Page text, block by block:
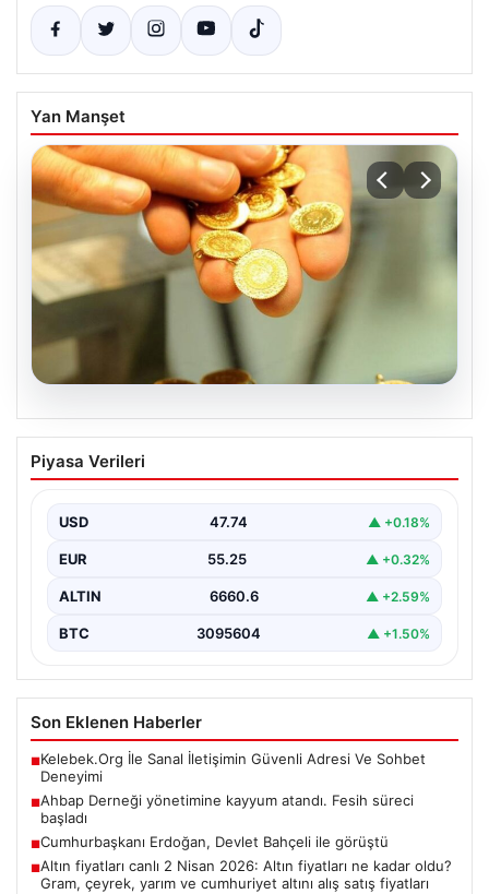
Yan Manşet
05.08.2026
Altın fiyatları canlı 2 Nisan 2026: Altın
fiyatları ne kadar oldu? Gram, çeyrek,
fiyatları
Piyasa Verileri
USD 47.74 ▲ +0.18%
EUR 55.25 ▲ +0.32%
ALTIN 6660.6 ▲ +2.59%
BTC 3095604 ▲ +1.50%
Son Eklenen Haberler
■Kelebek.Org İle Sanal İletişimin Güvenli Adresi Ve Sohbet
Deneyimi
■Ahbap Derneği yönetimine kayyum atandı. Fesih süreci
başladı
■Cumhurbaşkanı Erdoğan, Devlet Bahçeli ile görüştü
■Altın fiyatları canlı 2 Nisan 2026: Altın fiyatları ne kadar oldu?
Gram, çeyrek, yarım ve cumhuriyet altını alış satış fiyatları